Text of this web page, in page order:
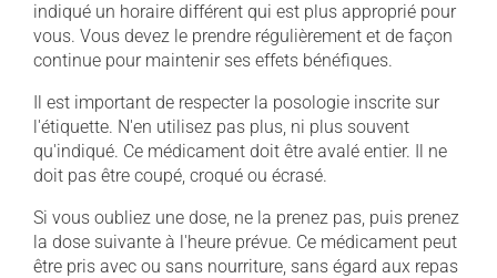
indiqué un horaire différent qui est plus approprié pour
vous. Vous devez le prendre régulièrement et de façon
continue pour maintenir ses effets bénéfiques.
Il est important de respecter la posologie inscrite sur
l'étiquette. N'en utilisez pas plus, ni plus souvent
qu'indiqué. Ce médicament doit être avalé entier. Il ne
doit pas être coupé, croqué ou écrasé.
Si vous oubliez une dose, ne la prenez pas, puis prenez
la dose suivante à l'heure prévue. Ce médicament peut
être pris avec ou sans nourriture, sans égard aux repas